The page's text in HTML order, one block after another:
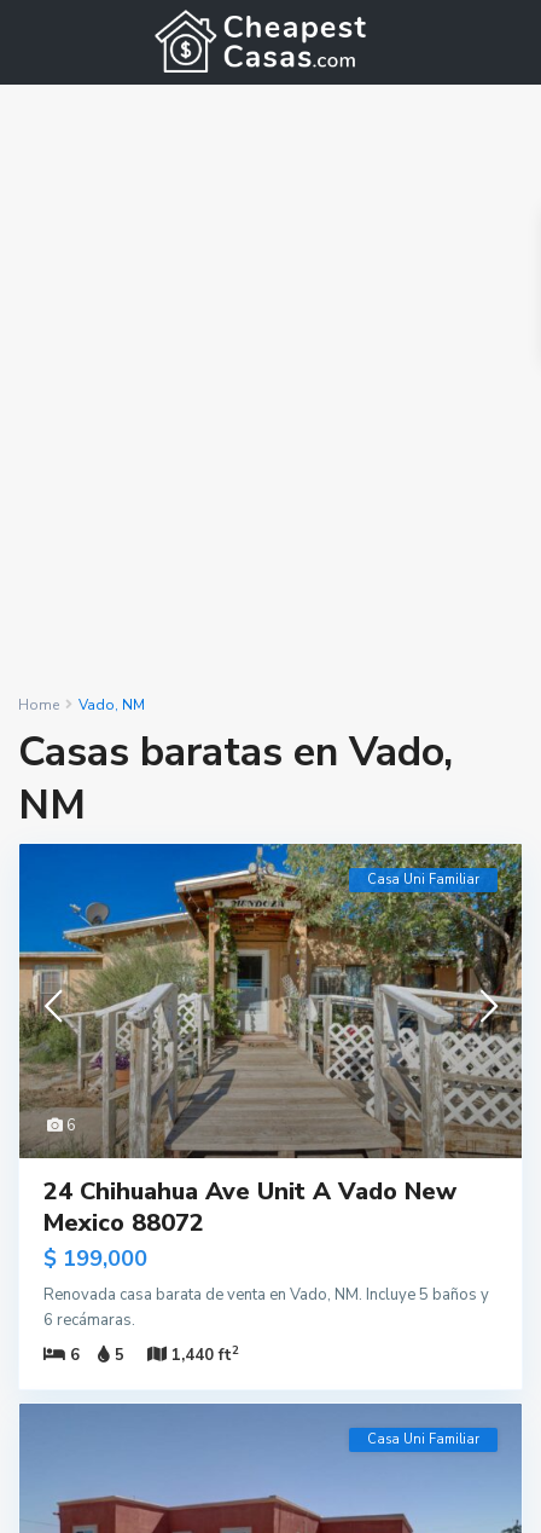
Home Vado, NM
Casas baratas en Vado,
NM
6
Casa Uni Familiar
24 Chihuahua Ave Unit A Vado New
Mexico 88072
$ 199,000
Renovada casa barata de venta en Vado, NM. Incluye 5 baños y
6 recámaras.
6
5 1,440 ft2
Casa Uni Familiar